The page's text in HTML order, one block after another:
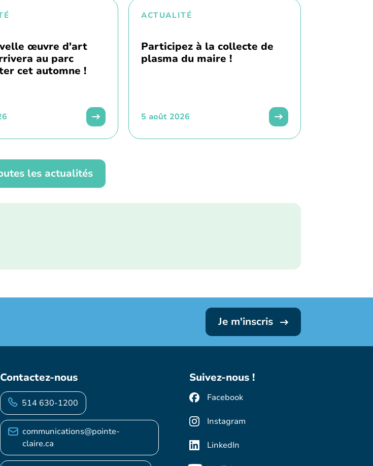
œuvre d'art
au parc
cet automne !
ACTUALITÉ
Participez à la collecte de
plasma du maire !
5 août 2026
les actualités
Je m'inscris
Contactez-nous
514 630-1200
communications@pointe-
claire.ca
Suivez-nous !
Facebook
Instagram
LinkedIn